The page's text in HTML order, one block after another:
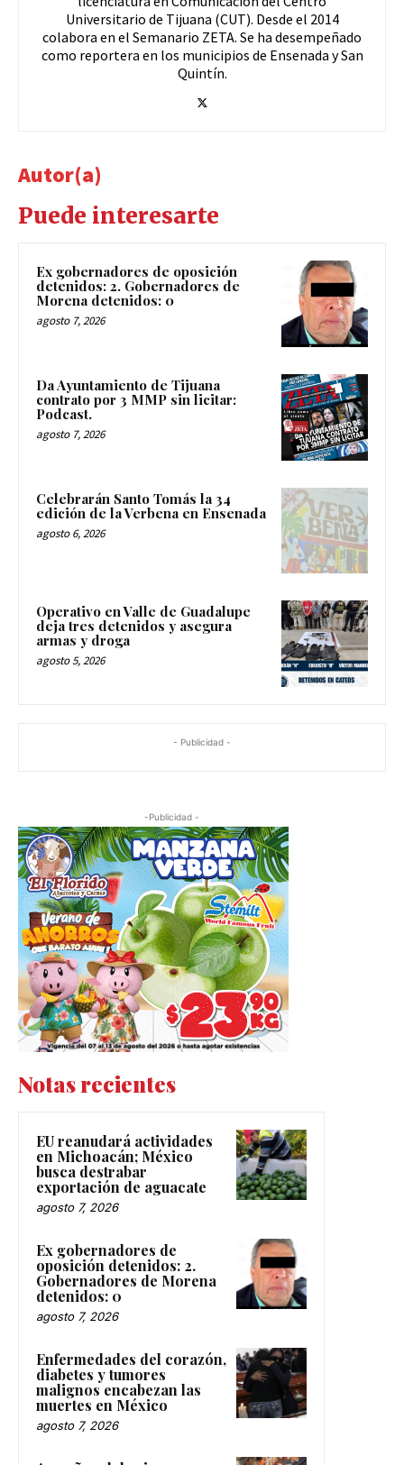
Universitario de Tijuana (CUT). Desde el 2014
colabora en el Semanario ZETA. Se ha desempeñado
como reportera en los municipios de Ensenada y San
Quintín.
Autor(a)
Puede interesarte
Ex gobernadores de oposición
detenidos: 2. Gobernadores de
Morena detenidos: 0
agosto 7, 2026
Da Ayuntamiento de Tijuana
contrato por 3 MMP sin licitar:
Podcast.
agosto 7, 2026
Celebrarán Santo Tomás la 34
edición de la Verbena en Ensenada
agosto 6, 2026
Operativo en Valle de Guadalupe
deja tres detenidos y asegura
armas y droga
agosto 5, 2026
- Publicidad -
-Publicidad -
Notas recientes
EU reanudará actividades
en Michoacán; México
busca destrabar
exportación de aguacate
agosto 7, 2026
Ex gobernadores de
oposición detenidos: 2.
Gobernadores de Morena
detenidos: 0
agosto 7, 2026
Enfermedades del corazón,
diabetes y tumores
malignos encabezan las
muertes en México
agosto 7, 2026